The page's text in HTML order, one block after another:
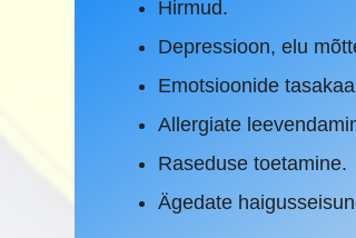
Hirmud.
Depressioon, elu
Emotsioonide
Allergiate
Raseduse toetamine.
Ägedate